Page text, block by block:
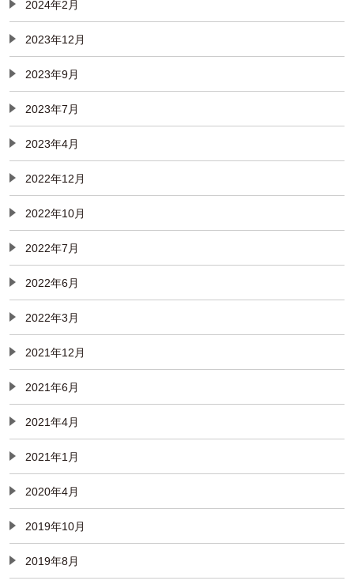
2024年2月
2023年12月
2023年9月
2023年7月
2023年4月
2022年12月
2022年10月
2022年7月
2022年6月
2022年3月
2021年12月
2021年6月
2021年4月
2021年1月
2020年4月
2019年10月
2019年8月